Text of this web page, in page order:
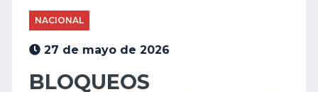
NACIONAL
27 de mayo de 2026
BLOQUEOS